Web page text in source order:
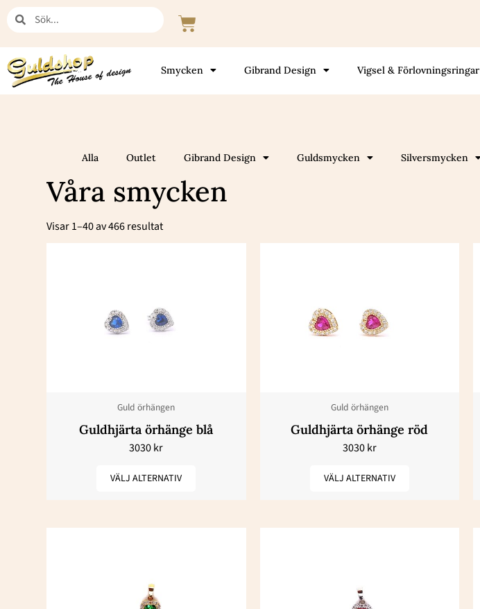
Hoppa
till
innehåll
Sök Sök Varukorg
Smycken Gibrand Design Vigsel & Förlovningsringar
Alla Outlet Gibrand Design Guldsmycken Silversmycken
Våra smycken
Visar 1–40 av 466 resultatefter
Guld örhängen
Guldhjärta örhänge blå
3030kr
VÄLJ ALTERNATIV
har
flera
alternativen
kan
väljas
på
Guld örhängen
Guldhjärta örhänge röd
3030kr
VÄLJ ALTERNATIV
har
flera
alternativen
kan
väljas
på
har
har